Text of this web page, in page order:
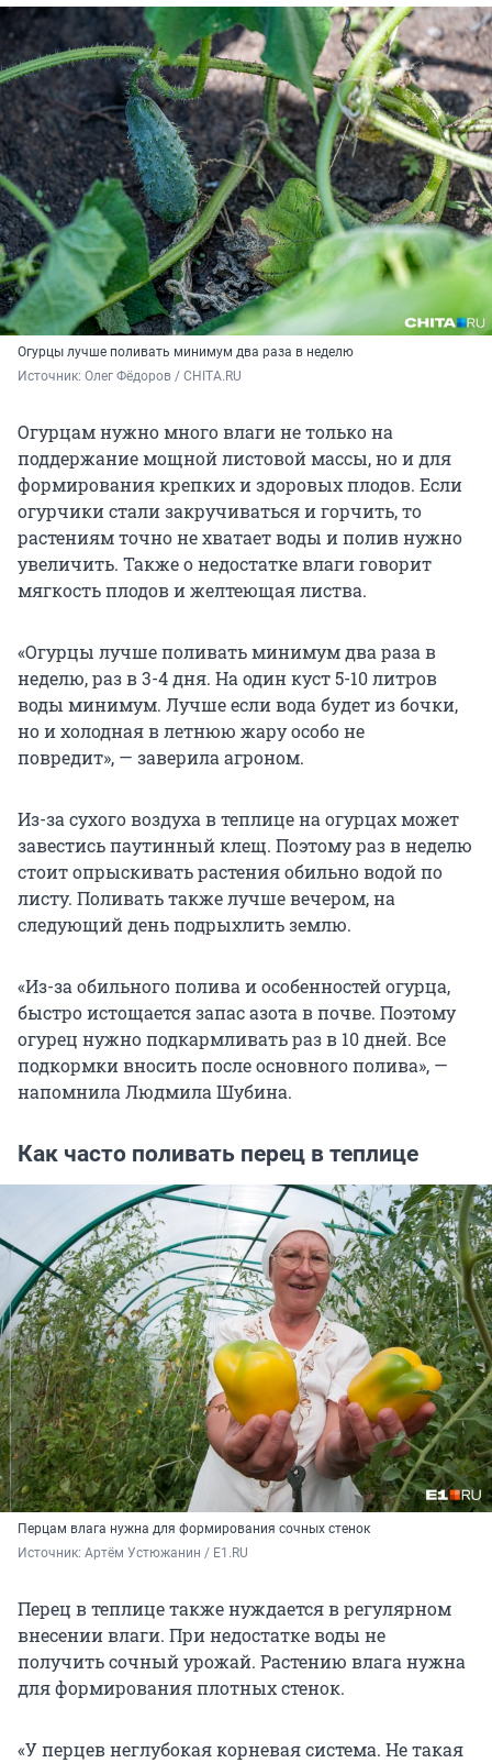
Огурцы лучше поливать минимум два раза в неделю
Источник: Олег Фёдоров / CHITA.RU
Огурцам нужно много влаги не только на
поддержание мощной листовой массы, но и для
формирования крепких и здоровых плодов. Если
огурчики стали закручиваться и горчить, то
растениям точно не хватает воды и полив нужно
увеличить. Также о недостатке влаги говорит
мягкость плодов и желтеющая листва.
«Огурцы лучше поливать минимум два раза в
неделю, раз в 3-4 дня. На один куст 5-10 литров
воды минимум. Лучше если вода будет из бочки,
но и холодная в летнюю жару особо не
повредит», — заверила агроном.
Из-за сухого воздуха в теплице на огурцах может
завестись паутинный клещ. Поэтому раз в неделю
стоит опрыскивать растения обильно водой по
листу. Поливать также лучше вечером, на
следующий день подрыхлить землю.
«Из-за обильного полива и особенностей огурца,
быстро истощается запас азота в почве. Поэтому
огурец нужно подкармливать раз в 10 дней. Все
подкормки вносить после основного полива», —
напомнила Людмила Шубина.
Как часто поливать перец в теплице
Перцам влага нужна для формирования сочных стенок
Источник: Артём Устюжанин / E1.RU
Перец в теплице также нуждается в регулярном
внесении влаги. При недостатке воды не
получить сочный урожай. Растению влага нужна
для формирования плотных стенок.
«У перцев неглубокая корневая система. Не такая